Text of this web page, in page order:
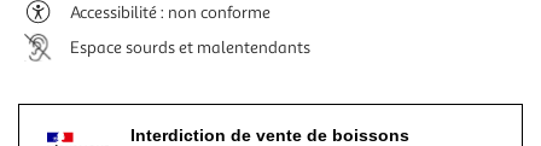
Accessibilité : non conforme
Espace sourds et malentendants
Interdiction de vente de boissons